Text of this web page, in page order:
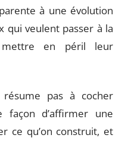
à une évolution
qui veulent passer à la
mettre en péril leur
pas à cocher
façon d’affirmer une
ce qu’on construit, et